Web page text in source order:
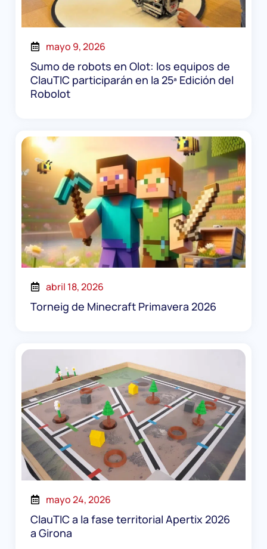
mayo 9, 2026
Sumo de robots en Olot: los equipos de
ClauTIC participarán en la 25ª Edición del
Robolot
abril 18, 2026
Torneig de Minecraft Primavera 2026
mayo 24, 2026
ClauTIC a la fase territorial Apertix 2026
a Girona